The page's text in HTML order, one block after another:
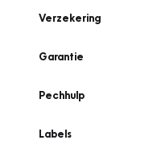
Verzekering
Garantie
Pechhulp
Labels